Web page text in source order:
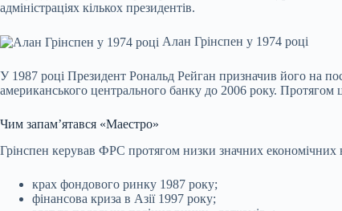
адміністраціях кількох президентів.
Алан Грінспен у 1974 році
У 1987 році Президент Рональд Рейган призначив його на
американського центрального банку до 2006 року.
Чим запам’ятався «Маестро»
Грінспен керував ФРС протягом низки значних економічних
крах фондового ринку 1987 року;
фінансова криза в Азії 1997 року;